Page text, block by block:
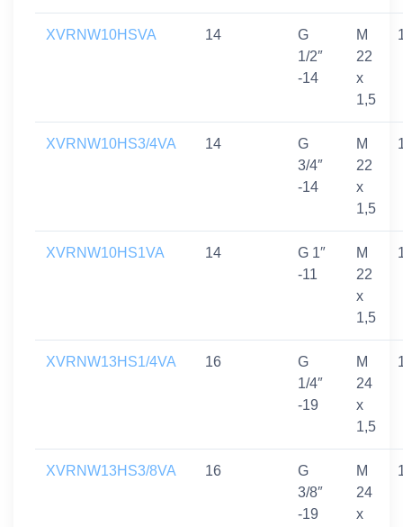
XVRNW10HSVA 14
G
1/2″
-14
M
22
x
1,5
XVRNW10HS3/4VA 14
G
3/4″
-14
M
22
x
1,5
XVRNW10HS1VA 14
G 1″
-11
M
22
x
1,5
XVRNW13HS1/4VA 16
G
1/4″
-19
M
24
x
1,5
XVRNW13HS3/8VA 16
G
3/8″
-19
M
24
x